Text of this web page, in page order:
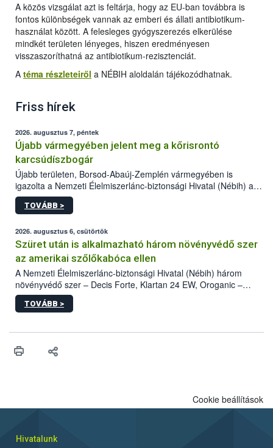
A közös vizsgálat azt is feltárja, hogy az EU-ban továbbra is
fontos különbségek vannak az emberi és állati antibiotikum-
használat között. A felesleges gyógyszerezés elkerülése
mindkét területen lényeges, hiszen eredményesen
visszaszoríthatná az antibiotikum-rezisztenciát.
A téma részleteiről a NÉBIH aloldalán tájékozódhatnak.
Friss hírek
2026. augusztus 7, péntek
Újabb vármegyében jelent meg a kőrisrontó
karcsúdíszbogár
Újabb területen, Borsod-Abaúj-Zemplén vármegyében is
igazolta a Nemzeti Élelmiszerlánc-biztonsági Hivatal (Nébih) a
kőrisrontó karcsúdíszbogár (Agrilus planipennis) jelenlétét. A
kártevőt nem csak színcsapdában találták meg, de már fertőzött
az intenzív felderítést, emellett az intézkedéseket a szlovák
hatósággal is összehangolják a terjedés megállítása érdekében.
TOVÁBB >
2026. augusztus 6, csütörtök
Szüret után is alkalmazható három növényvédő szer
az amerikai szőlőkabóca ellen
A Nemzeti Élelmiszerlánc-biztonsági Hivatal (Nébih) három
növényvédő szer – Decis Forte, Klartan 24 EW, Oroganic –
engedélyokiratát módosította, így azok a szüretet követően,
egészen a vesszőérettség (BBCH 91) stádiumáig
érésű szőlőkben is legyen lehetőség a károsító elleni további
felhasználók számára is elérhető és ökológiai termesztésben is
TOVÁBB >
Cookie beállítások
Hivatalunk